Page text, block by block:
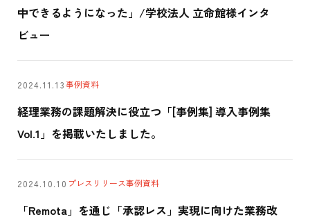
中できるようになった」/学校法人 立命館様インタ
ビュー
2024.11.13事例資料
経理業務の課題解決に役立つ「[事例集] 導入事例集
Vol.1」を掲載いたしました。
2024.10.10 プレスリリース事例資料
「Remota」を通じ「承認レス」実現に向けた業務改